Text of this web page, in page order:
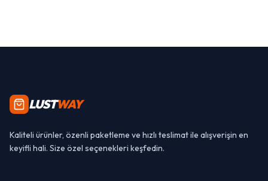
LUSTWAY
Kaliteli ürünler, özenli paketleme ve hızlı teslimat ile alışverişin en
keyifli hali. Size özel seçenekleri keşfedin.